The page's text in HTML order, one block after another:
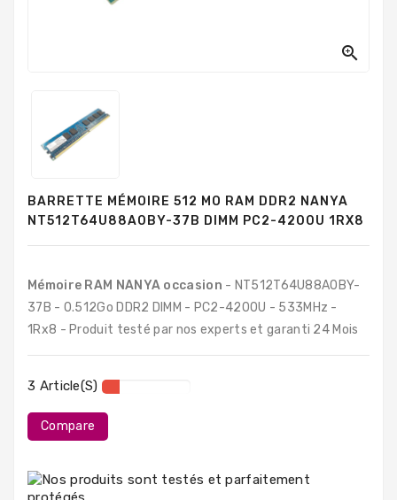
Mémoires
RAM
Durs
Composants
Composants
PC
Destockage

BARRETTE MÉMOIRE 512 MO RAM DDR2 NANYA
NT512T64U88A0BY-37B DIMM PC2-4200U 1RX8
Mémoire RAM NANYA occasion - NT512T64U88A0BY-
37B - 0.512Go DDR2 DIMM - PC2-4200U - 533MHz -
1Rx8 - Produit testé par nos experts et garanti 24 Mois
3 Article(s)
Compare